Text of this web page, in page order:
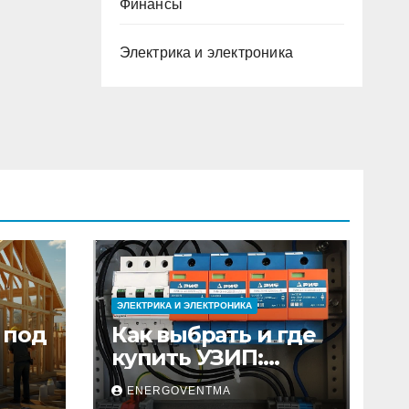
Финансы
Электрика и электроника
под
ЭЛЕКТРИКА И ЭЛЕКТРОНИКА
Как выбрать и где
купить УЗИП:
особенности
устройств защиты
ENERGOVENTMA